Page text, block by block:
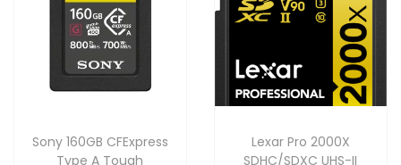
Sony 160GB CFExpress
Type A Tough
Lexar Pro 2000X
SDHC/SDXC UHS-II